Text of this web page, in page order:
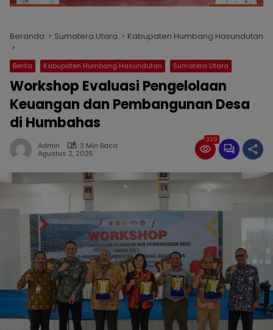
Beranda Sumatera Utara Kabupaten Humbang Hasundutan
Berita Kabupaten Humbang Hasundutan Sumatera Utara
Workshop Evaluasi Pengelolaan
Keuangan dan Pembangunan Desa
di Humbahas
Admin
3 Min Baca
Agustus 2, 2025
339